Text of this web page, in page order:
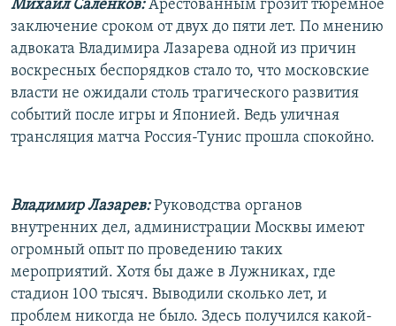
Михаил Саленков:Арестованным грозит тюремное
заключение сроком от двух до пяти лет. По мнению
адвоката Владимира Лазарева одной из причин
воскресных беспорядков стало то, что московские
власти не ожидали столь трагического развития
событий после игры и Японией. Ведь уличная
трансляция матча Россия-Тунис прошла спокойно.
Владимир Лазарев:Руководства органов
внутренних дел, администрации Москвы имеют
огромный опыт по проведению таких
мероприятий. Хотя бы даже в Лужниках, где
стадион 100 тысяч. Выводили сколько лет, и
проблем никогда не было. Здесь получился какой-